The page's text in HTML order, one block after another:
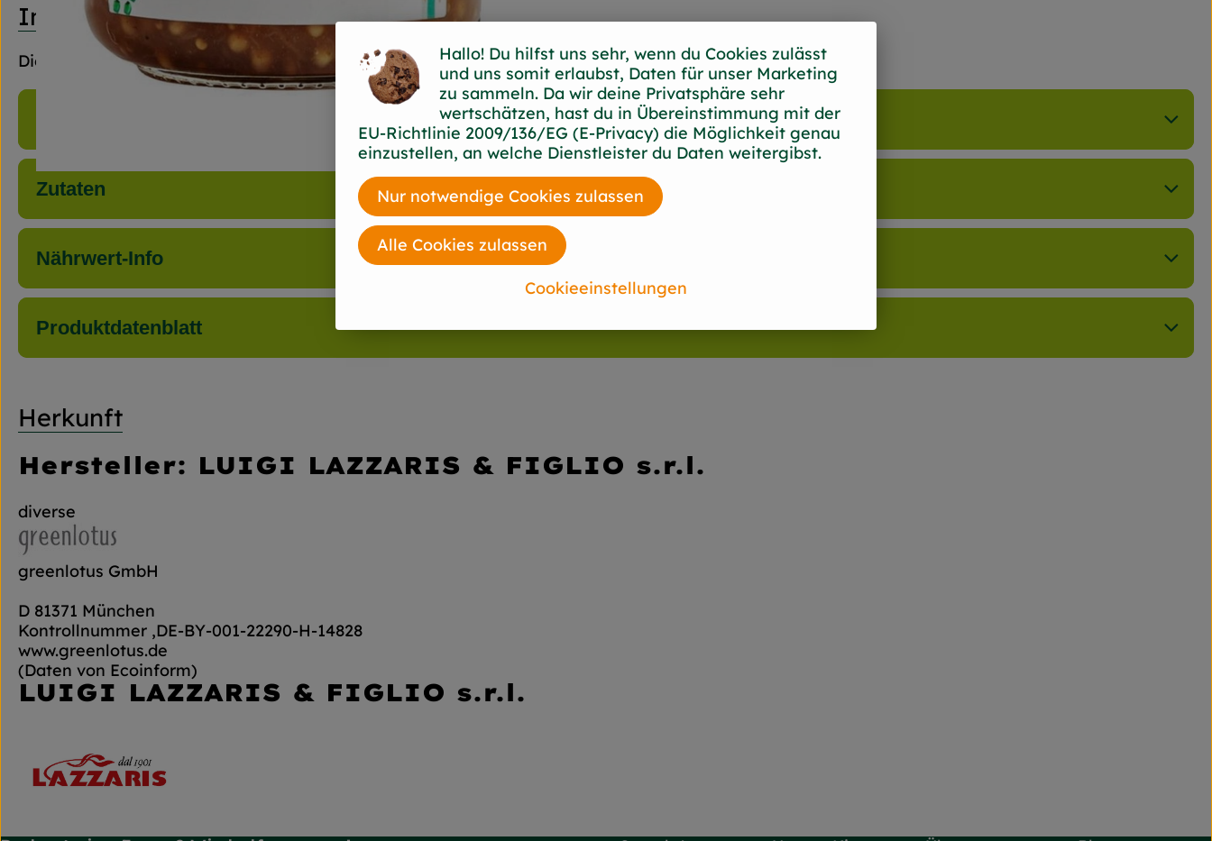
Info
Die perfekte Käsebegleitung, im Display-Karton
Zutaten
Nährwert-Info
Produktdatenblatt
Herkunft
Hersteller: LUIGI LAZZARIS & FIGLIO s.r.l.
diverse
greenlotus GmbH
D 81371 München
Kontrollnummer ,DE-BY-001-22290-H-14828
www.greenlotus.de
(Daten von Ecoinform)
LUIGI LAZZARIS & FIGLIO s.r.l.
Hallo! Du hilfst uns sehr, wenn du Cookies zulässt
und uns somit erlaubst, Daten für unser Marketing
zu sammeln. Da wir deine Privatsphäre sehr
wertschätzen, hast du in Übereinstimmung mit der
EU-Richtlinie 2009/136/EG (E-Privacy) die Möglichkeit genau
einzustellen, an welche Dienstleister du Daten weitergibst.
Cookieeinstellungen
Nur notwendige Cookies zulassen
Alle Cookies zulassen